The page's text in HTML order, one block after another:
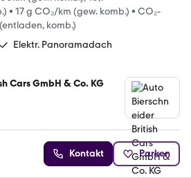
• 17 g CO₂/km (gew. komb.) • CO₂-
komb.)
Elektr. Panoramadach
Cars GmbH & Co. KG
Kontakt Parken